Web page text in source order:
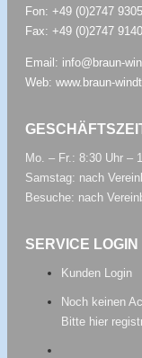
Fon: +49 (0)2747
Fax: +49 (0)2747
Email: info@braun-
Web: www.braun-
Mo. – Fr.: 8:30 Uhr –
Samstag: nach
Besuche: nach
SERVICE LOGIN
Kunden Login
Noch keinen
Bitte hier